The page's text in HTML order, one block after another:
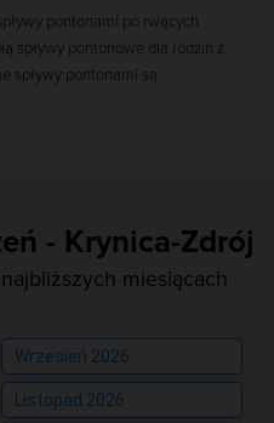
pontonami po rwących
spływy pontonowe dla rodzin z
spływy pontonami są
- Krynica-Zdrój
miesiącach
Wrzesień 2026
Listopad 2026